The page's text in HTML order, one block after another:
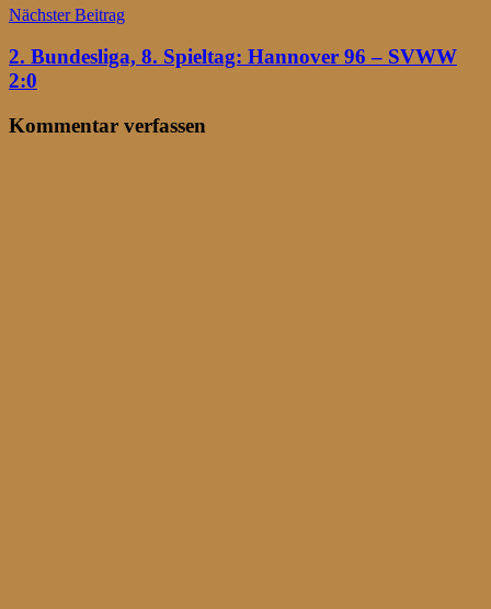
Nächster Beitrag
2. Bundesliga, 8. Spieltag: Hannover 96 – SVWW
2:0
Kommentar verfassen